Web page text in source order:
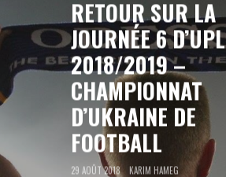
l'Est
RETOUR SUR LA
JOURNÉE 6 D’UPL
2018/2019 –
CHAMPIONNAT
D’UKRAINE DE
FOOTBALL
29 AOÛT 2018 KARIM HAMEG